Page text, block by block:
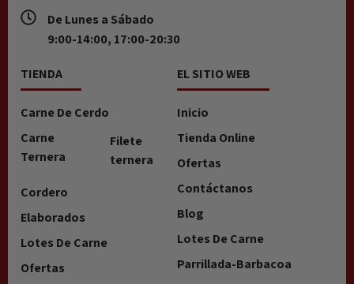
De Lunes a Sábado
9:00-14:00, 17:00-20:30
TIENDA
Carne De Cerdo
Carne
Ternera
Filete
ternera
Cordero
Elaborados
Lotes De Carne
Ofertas
EL SITIO WEB
Inicio
Tienda Online
Ofertas
Contáctanos
Blog
Lotes De Carne
Parrillada-Barbacoa